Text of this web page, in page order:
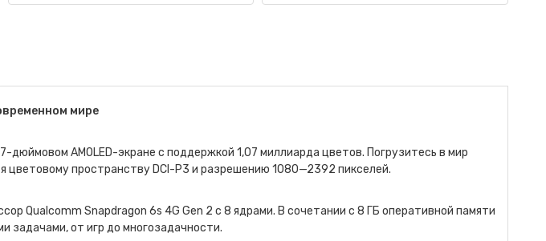
мире
дюймовом AMOLED-экране с поддержкой 1,07 миллиарда цветов. Погрузитесь в мир
цветовому пространству DCI-P3 и разрешению 1080—2392 пикселей.
Qualcomm Snapdragon 6s 4G Gen 2 с 8 ядрами. В сочетании с 8 ГБ оперативной памяти
задачами, от игр до многозадачности.